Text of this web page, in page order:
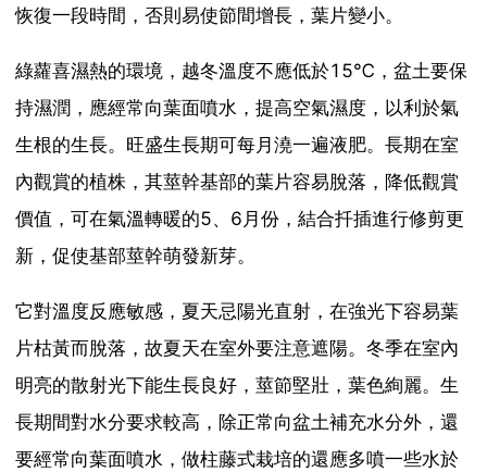
恢復一段時間，否則易使節間增長，葉片變小。
綠蘿喜濕熱的環境，越冬溫度不應低於15℃，盆土要保
持濕潤，應經常向葉面噴水，提高空氣濕度，以利於氣
生根的生長。旺盛生長期可每月澆一遍液肥。長期在室
內觀賞的植株，其莖幹基部的葉片容易脫落，降低觀賞
價值，可在氣溫轉暖的5、6月份，結合扦插進行修剪更
新，促使基部莖幹萌發新芽。
它對溫度反應敏感，夏天忌陽光直射，在強光下容易葉
片枯黃而脫落，故夏天在室外要注意遮陽。冬季在室內
明亮的散射光下能生長良好，莖節堅壯，葉色絢麗。生
長期間對水分要求較高，除正常向盆土補充水分外，還
要經常向葉面噴水，做柱藤式栽培的還應多噴一些水於